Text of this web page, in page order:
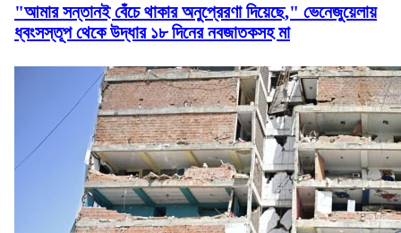
"আমার সন্তানই বেঁচে থাকার অনুপ্রেরণা দিয়েছে," ভেনেজুয়েলায়
ধ্বংসস্তূপ থেকে উদ্ধার ১৮ দিনের নবজাতকসহ মা